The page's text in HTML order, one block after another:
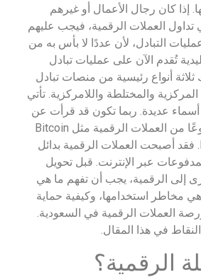
إذا كان رجال الأعمال أو غيرهم
العملات الرقمية، فيجب عليهم
التبادل، لأن عددًا لا بأس به من
تُقدم الآن على عمليات تبادل
ثلاثة أنواع رئيسية من منصات تبادل
والمختلطة واللامركزية. تأتي
أسماء عديدة. ربما تكون قد قرأت عن
بعض الأنواع الأكثر شيوعًا من العملات الرقمية مثل Bitcoin
وLitecoin وEthereum. فقد أصبحت العملات الرقمية بدائل
عبر الإنترنت. قبل تحويل
إلى الرقمية، يجب أن تفهم ما هي
هي مخاطر استخدامها، وكيفية حماية
العملات الرقمية في السعودية.
في هذا المقال.
الرقمية؟